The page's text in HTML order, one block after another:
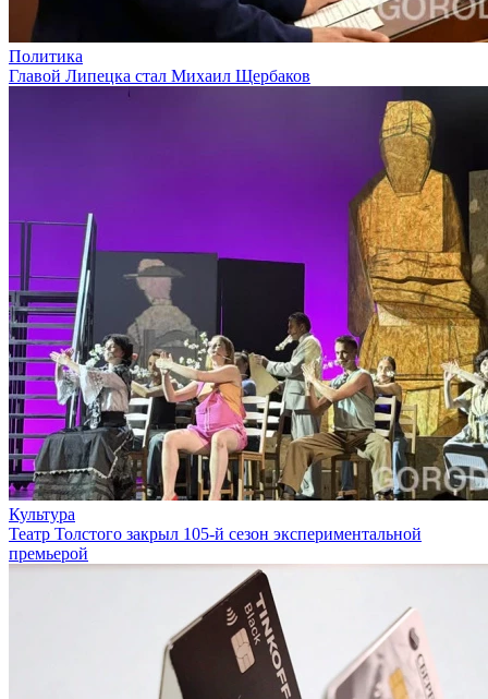
Политика
Главой Липецка стал Михаил Щербаков
Культура
Театр Толстого закрыл 105-й сезон экспериментальной
премьерой